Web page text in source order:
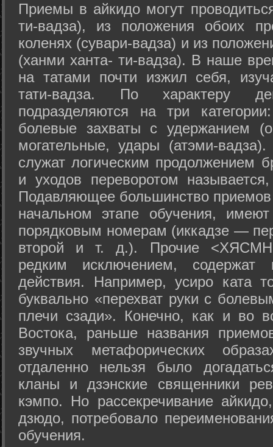
Приемы в айкидо могут
ти-вадза), из положения обоих
коленях (сувари-вадза) и из
(ханми ханта- ти-вадза). В наше
на татами почти изжил себя,
тати-вадза. По характеру
подразделяются на три
болевые захваты с удержанием
могательные, удары (атэми-
служат логическим продолжением
и уходов переворотом
Подавляющее большинство
начальном этапе обучения,
порядковым номерам (иккадзе —
второй и т. д.). Прочие
редким исключением, содержат
действия. Например, усиро ката
буквально «перехват руки с
плечи сзади». Конечно, как и во
Востока, раньше названия
звучных метафорических
отдаленно нельзя было
кланы и дзэнские священники
кэмпо. Но рассекречивание
дзюдо, потребовало
обучения.